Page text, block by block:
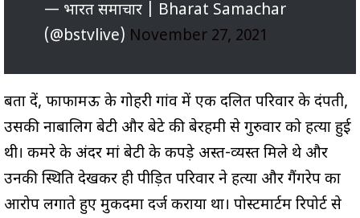
— भारत समाचार | Bharat Samachar
(@bstvlive) November 27, 2021
बता दें, फाफामऊ के गोहरी गांव में एक दलित परिवार के दंपती,
उसकी नाबालिग बेटी और बेटे की बेरहमी से गुरुवार को हत्या हुई
थी। कमरे के अंदर मां बेटी के कपड़े अस्त-व्यस्त मिले थे और
उनकी स्थिति देखकर ही पीड़ित परिवार ने हत्या और गैंगरेप का
आरोप लगाते हुए मुकदमा दर्ज कराया था। पोस्टमार्टम रिपोर्ट से